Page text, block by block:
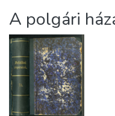
Statistics
About us
A polgári